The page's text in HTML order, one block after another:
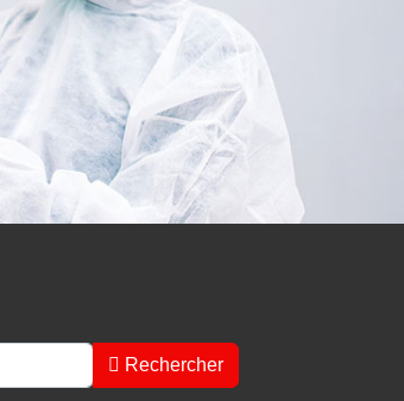
Rechercher